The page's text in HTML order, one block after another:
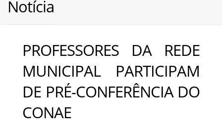
Notícia
PROFESSORES DA REDE
MUNICIPAL PARTICIPAM
DE PRÉ-CONFERÊNCIA DO
CONAE